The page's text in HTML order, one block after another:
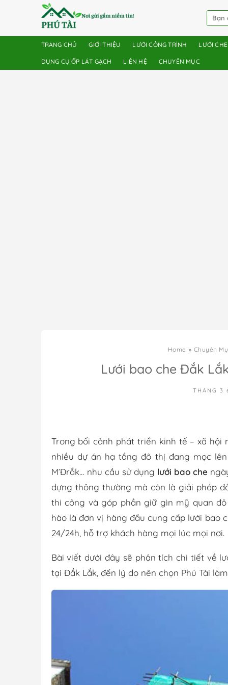
TRANG CHỦ GIỚI THIỆU LƯỚI CÔNG TRÌNH LƯỚI
DỤNG CỤ ỐP LÁT GẠCH LIÊN HỆ CHUYÊN MỤC
Home Chuyên
Lưới bao che Đắk
THÁNG 3
Trong bối cảnh phát triển kinh tế – xã
nhiều dự án hạ tầng đô thị đang mọc lên
M’Đrắk… nhu cầu sử dụng lưới bao che
dựng thông thường mà còn là giải pháp
thi công và góp phần giữ gìn mỹ quan
hào là đơn vị hàng đầu cung cấp lưới bao
24/24h, hỗ trợ khách hàng mọi lúc mọi nơi.
Bài viết dưới đây sẽ phân tích chi tiết về
tại Đắk Lắk, đến lý do nên chọn Phú Tài